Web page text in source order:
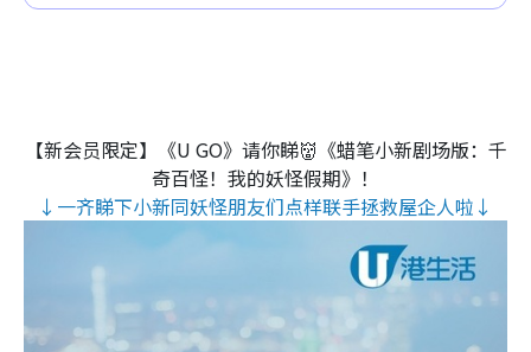
【新会员限定】《U GO》请你睇👹《蜡笔小新剧场版：千
奇百怪！我的妖怪假期》！
↓一齐睇下小新同妖怪朋友们点样联手拯救屋企人啦↓